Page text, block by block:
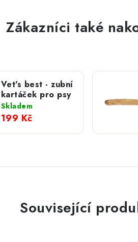
Zákazníci také
Vet's best - zubní
kartáček pro psy
Skladem
199 Kč
Související